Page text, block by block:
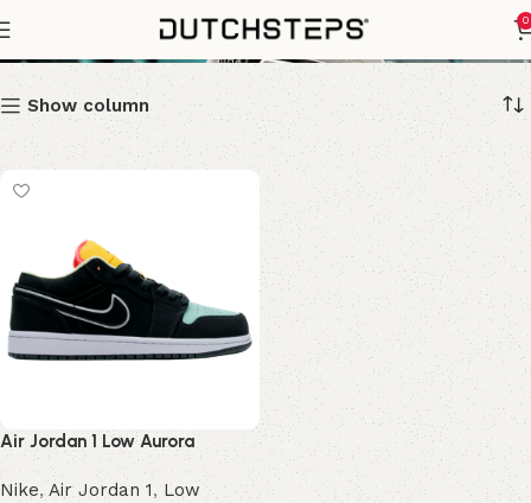
0
Aurora
Show column
Air Jordan 1 Low Aurora
Nike,Air Jordan 1,Low